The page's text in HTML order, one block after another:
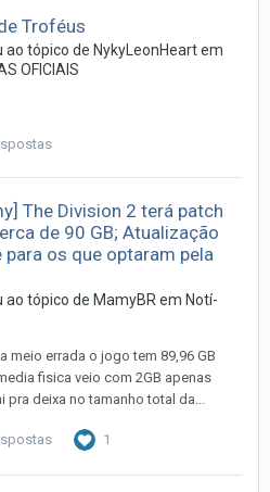
Troféus
ao tópico de NykyLeonHeartem
OFICIAIS
The Division 2 terá patch
de 90 GB; Atualização
os que optaram pela
ao tópico de MamyBR em Notí­
meio errada o jogo tem 89,96 GB
fisica veio com 2GB apenas
pra deixa no tamanho total da...
1